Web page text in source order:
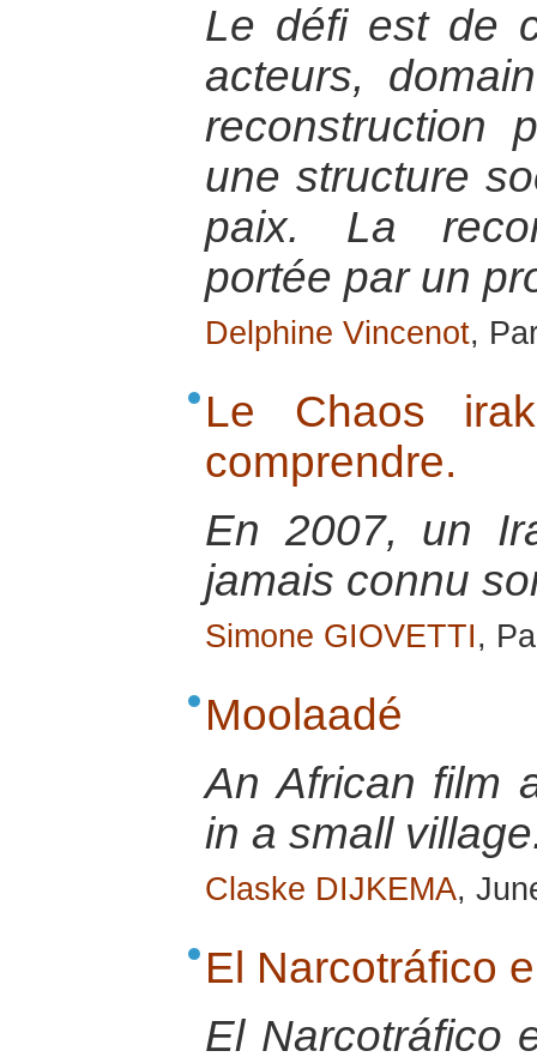
Le défi est de
acteurs,
reconstruction
une structure
paix. La
portée par un
Delphine Vincenot,
Le Chaos
comprendre.
En 2007, un
jamais connu
Simone GIOVETTI,
Moolaadé
An African film
in a small
Claske DIJKEMA,
El Narcotráfico
El Narcotráfico